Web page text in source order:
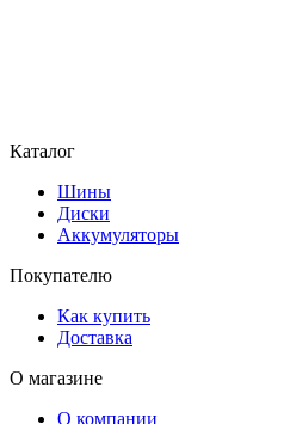
Каталог
Шины
Диски
Аккумуляторы
Покупателю
Как купить
Доставка
О магазине
О компании